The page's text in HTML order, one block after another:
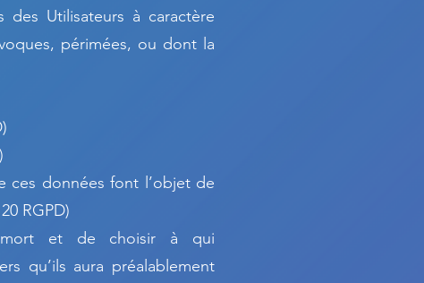
Utilisateurs à caractère
périmées, ou dont la
ces données font l’objet de
RGPD)
et de choisir à qui
qu’ils aura préalablement